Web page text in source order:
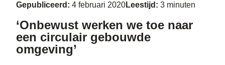
Gepubliceerd: 4 februari 2020Leestijd: 3 minuten
‘Onbewust werken we toe naar
een circulair gebouwde
omgeving’